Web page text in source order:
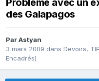
Problème avec un
des Galapagos
ParAstyan
3 mars 2009 dans Devoirs,
Encadrés)